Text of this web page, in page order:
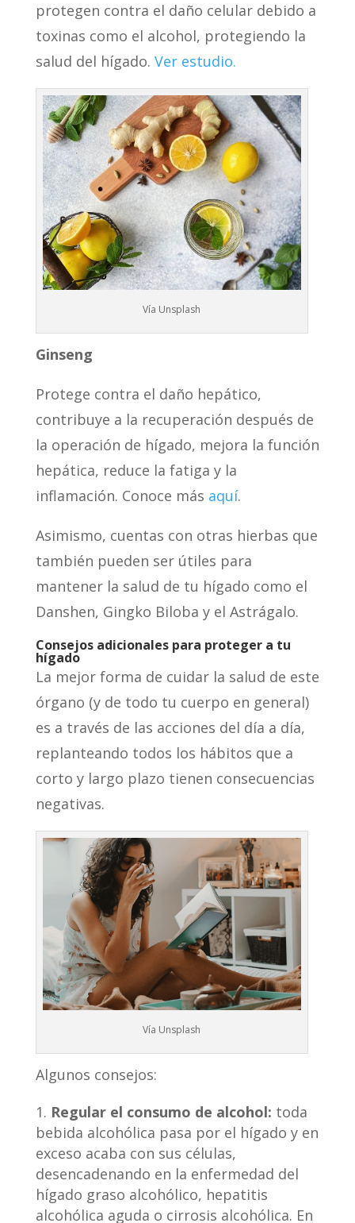
protegen contra el daño celular debido a
toxinas como el alcohol, protegiendo la
salud del hígado. Ver estudio.
Vía Unsplash
Ginseng
Protege contra el daño hepático,
contribuye a la recuperación después de
la operación de hígado, mejora la función
hepática, reduce la fatiga y la
inflamación. Conoce más aquí.
Asimismo, cuentas con otras hierbas que
también pueden ser útiles para
mantener la salud de tu hígado como el
Danshen, Gingko Biloba y el Astrágalo.
Consejos adicionales para proteger a tu
hígado
La mejor forma de cuidar la salud de este
órgano (y de todo tu cuerpo en general)
es a través de las acciones del día a día,
replanteando todos los hábitos que a
corto y largo plazo tienen consecuencias
negativas.
Vía Unsplash
Algunos consejos:
Regular el consumo de alcohol: toda
bebida alcohólica pasa por el hígado y en
exceso acaba con sus células,
desencadenando en la enfermedad del
hígado graso alcohólico, hepatitis
alcohólica aguda o cirrosis alcohólica. En